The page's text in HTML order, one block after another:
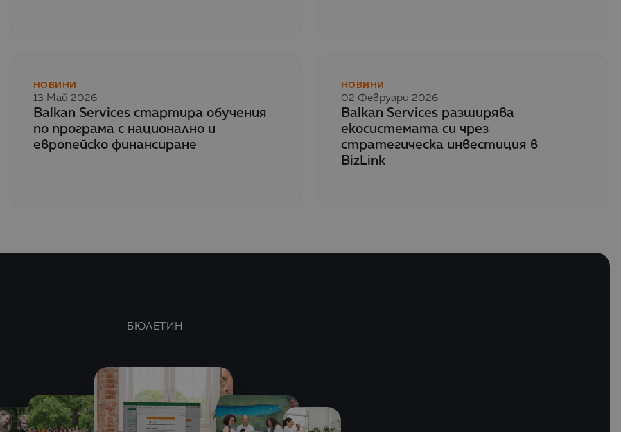
НОВИНИ
13 Май 2026
Balkan Services стартира обучения
по програма с национално и
европейско финансиране
НОВИНИ
02 Февруари 2026
Balkan Services разширява
екосистемата си чрез
стратегическа инвестиция в
BizLink
БЮЛЕТИН